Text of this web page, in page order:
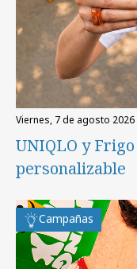
viernes, 7 de agosto 2026
UNIQLO y
personalizable
Campañas